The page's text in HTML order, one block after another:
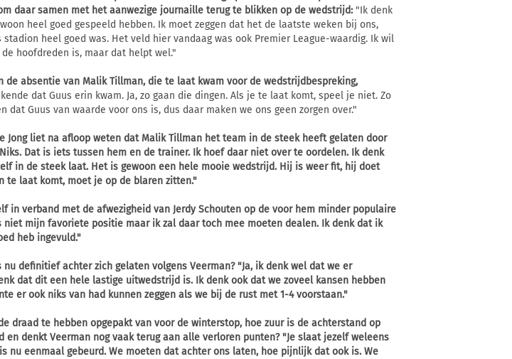
daar samen met het aanwezige journaille terug te blikken op de wedstrijd:"Ik denk
heel goed gespeeld hebben. Ik moet zeggen dat het de laatste weken bij ons,
heel goed was. Het veld hier vandaag was ook Premier League-waardig. Ik wil
hoofdreden is, maar dat helpt wel."
de absentie van Malik Tillman, die te laat kwam voor de wedstrijdbespreking,
dat Guus erin kwam. Ja, zo gaan die dingen. Als je te laat komt, speel je niet. Zo
dat Guus van waarde voor ons is, dus daar maken we ons geen zorgen over."
Jong liet na afloop weten dat Malik Tillman het team in de steek heeft gelaten door
Dat is iets tussen hem en de trainer. Ik hoef daar niet over te oordelen. Ik denk
in de steek laat. Het is gewoon een hele mooie wedstrijd. Hij is weer fit, hij doet
te laat komt, moet je op de blaren zitten."
in verband met de afwezigheid van Jerdy Schouten op de voor hem minder populaire
mijn favoriete positie maar ik zal daar toch mee moeten dealen. Ik denk dat ik
heb ingevuld."
nu definitief achter zich gelaten volgens Veerman?"Ja, ik denk wel dat we er
dat dit een hele lastige uitwedstrijd is. Ik denk ook dat we zoveel kansen hebben
er ook niks van had kunnen zeggen als we bij de rust met 1-4 voorstaan."
draad te hebben opgepakt van voor de winterstop, hoe zuur is de achterstand op
denkt Veerman nog vaak terug aan alle verloren punten?"Je slaat jezelf weleens
nu eenmaal gebeurd. We moeten dat achter ons laten, hoe pijnlijk dat ook is. We